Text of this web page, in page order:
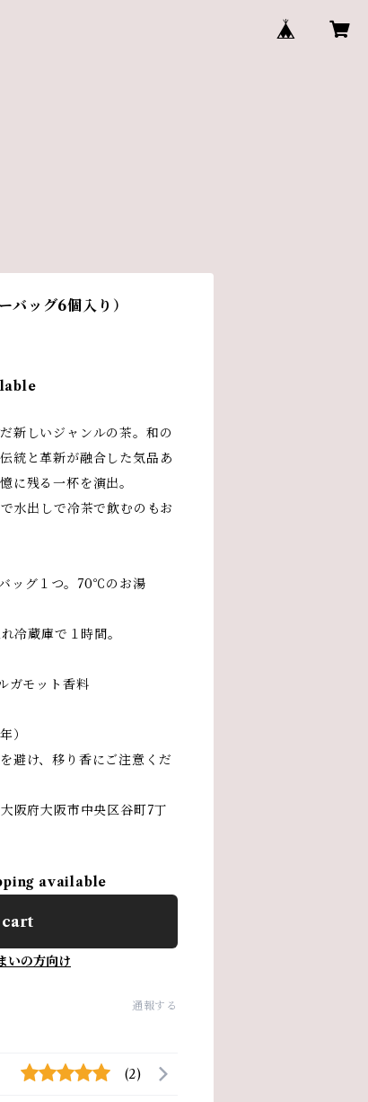
バッグ6個入り）
新しいジャンルの茶。和の
統と革新が融合した気品あ
に残る一杯を演出。
水出しで冷茶で飲むのもお
ッグ１つ。70℃のお湯
冷蔵庫で１時間。
ガモット香料
）
避け、移り香にご注意くだ
阪府大阪市中央区谷町7丁
available
いの方向け
通報する
(2)